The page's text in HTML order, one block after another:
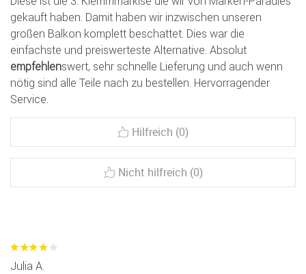
gekauft haben. Damit haben wir inzwischen unseren
großen Balkon komplett beschattet. Dies war die
einfachste und preiswerteste Alternative. Absolut
empfehlenswert, sehr schnelle Lieferung und auch wenn
nötig sind alle Teile nach zu bestellen. Hervorragender
Service.
Hilfreich (0)
Nicht hilfreich (0)
Julia A.